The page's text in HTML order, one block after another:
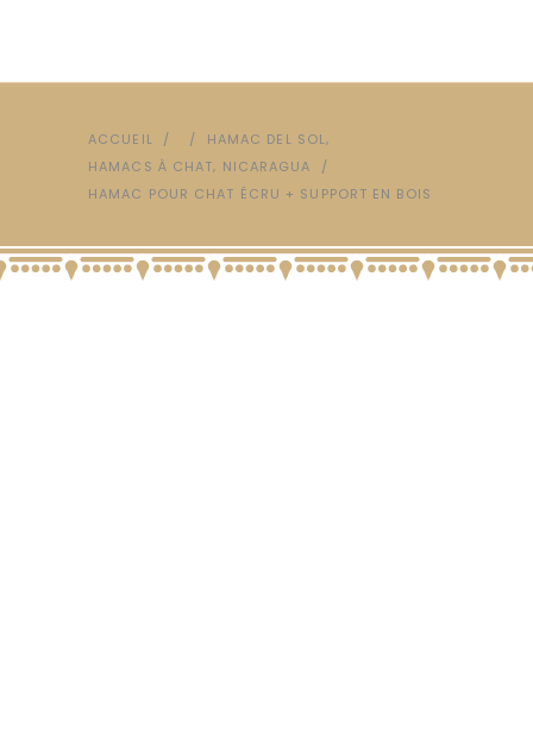
ACCUEIL / / HAMAC DEL SOL,
HAMACS À CHAT, NICARAGUA /
HAMAC POUR CHAT ÉCRU + SUPPORT EN BOIS